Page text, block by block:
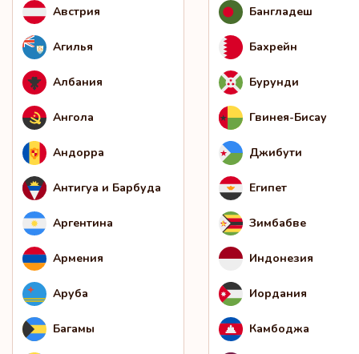
Австрия
Агилья
Албания
Ангола
Андорра
Антигуа и Барбуда
Аргентина
Армения
Аруба
Багамы
Бангладеш
Бахрейн
Бурунди
Гвинея-Бисау
Джибути
Египет
Зимбабве
Индонезия
Иордания
Камбоджа